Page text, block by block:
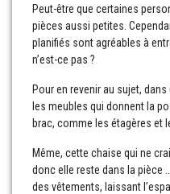
Peut-être que certaines
pièces aussi petites.
planifiés sont agréables à
n’est-ce pas ?
Pour en revenir au sujet,
les meubles qui donnent la
brac, comme les étagères et
Même, cette chaise qui ne
donc elle reste dans la pièce
des vêtements, laissant